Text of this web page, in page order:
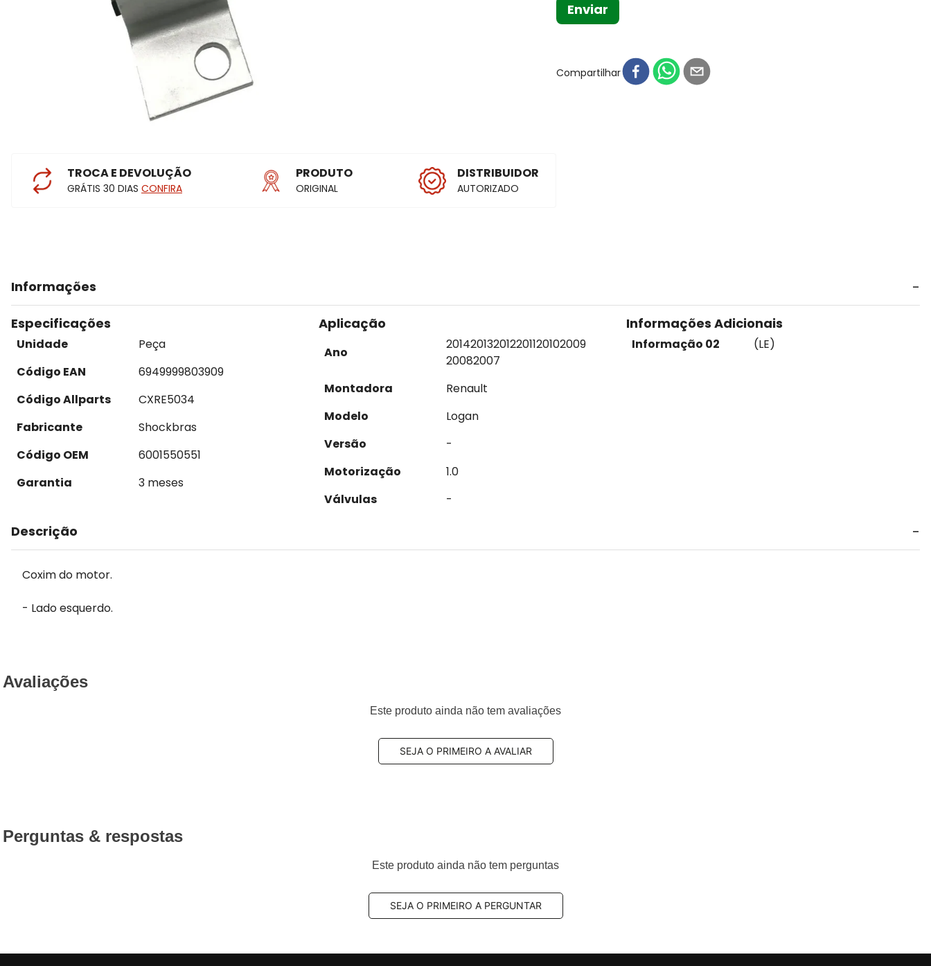
TROCA E DEVOLUÇÃO
GRÁTIS 30 DIAS CONFIRA
PRODUTO
ORIGINAL
DISTRIBUIDOR
AUTORIZADO
Enviar
Compartilhar
Informações
Especificações
Unidade
Peça
Código EAN
6949999803909
Código Allparts
CXRE5034
Fabricante
Shockbras
Código OEM
6001550551
Garantia
3 meses
Aplicação
Ano
201420132012201120102009
20082007
Montadora
Renault
Modelo
Logan
Versão
-
Motorização
1.0
Válvulas
-
Informações Adicionais
Informação 02 (LE)
Descrição
Coxim do motor.
- Lado esquerdo.
Avaliações
Este produto ainda não tem avaliações
SEJA O PRIMEIRO A AVALIAR
Perguntas & respostas
Este produto ainda não tem perguntas
SEJA O PRIMEIRO A PERGUNTAR